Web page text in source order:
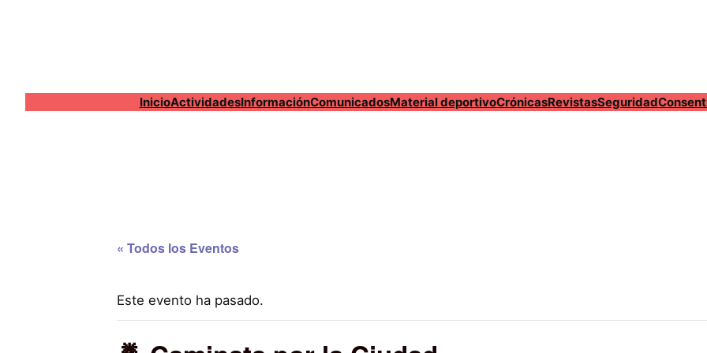
InicioActividadesInformaciónComunicadosMaterial deportivoCrónicasRevistasSeguridad
« Todos los Eventos
Este evento ha pasado.